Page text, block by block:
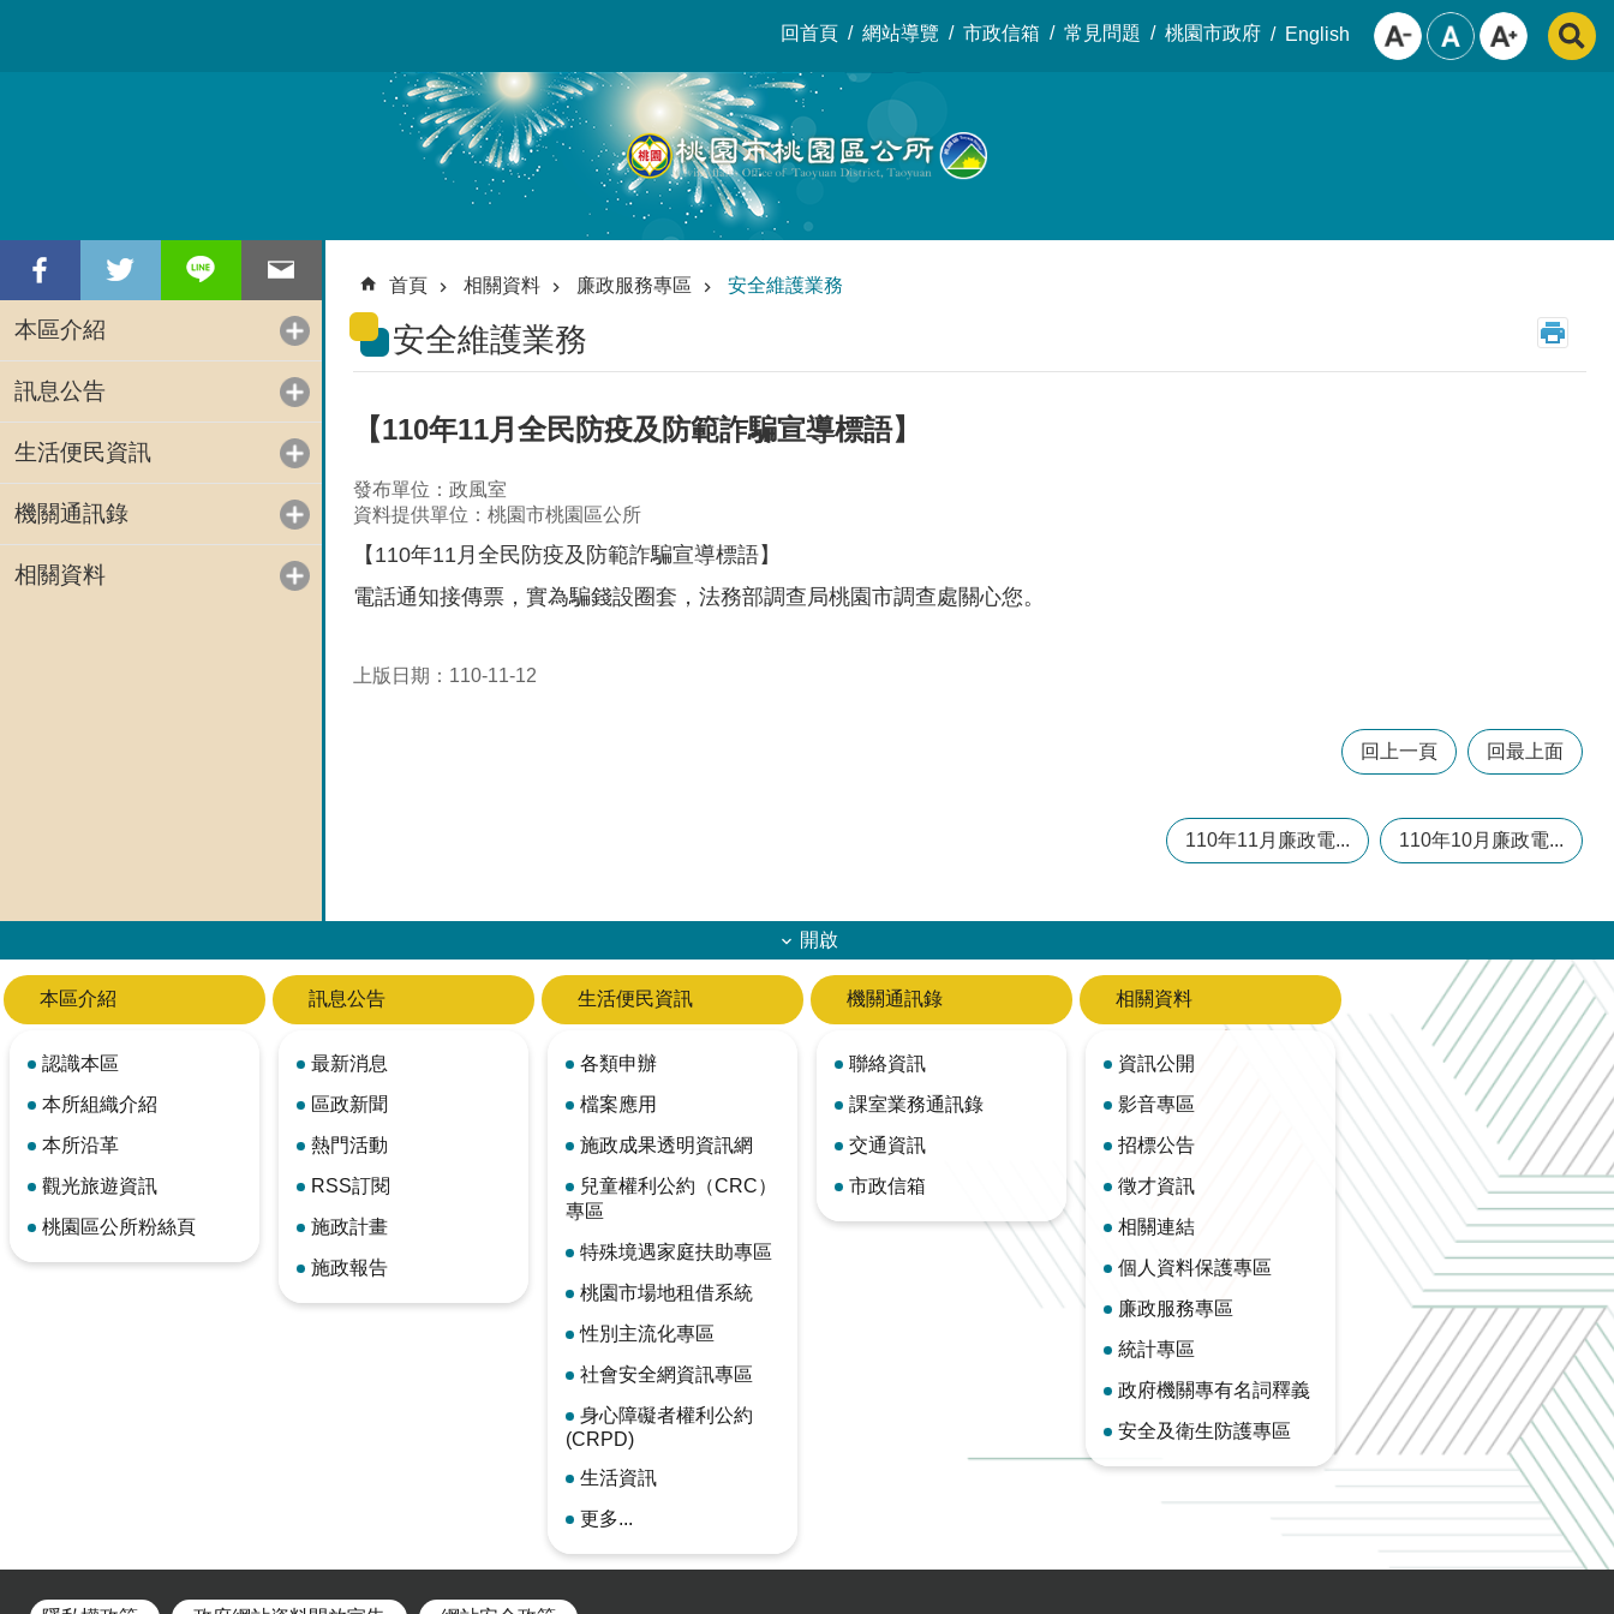
回首頁 網站導覽 市政信箱 常見問題 桃園市政府 English
本區介紹
訊息公告
生活便民資訊
機關通訊錄
相關資料
首頁 相關資料 廉政服務專區 安全維護業務
安全維護業務
【110年11月全民防疫及防範詐騙宣導標語】
發布單位：政風室
資料提供單位：桃園市桃園區公所
【110年11月全民防疫及防範詐騙宣導標語】
電話通知接傳票，實為騙錢設圈套，法務部調查局桃園市調查處關心您。
上版日期：110-11-12
回上一頁 回最上面
110年11月廉政電... 110年10月廉政電...
開啟
本區介紹
認識本區
本所組織介紹
本所沿革
觀光旅遊資訊
桃園區公所粉絲頁
訊息公告
最新消息
區政新聞
熱門活動
RSS訂閱
施政計畫
施政報告
生活便民資訊
各類申辦
檔案應用
施政成果透明資訊網
兒童權利公約（CRC）
專區
特殊境遇家庭扶助專區
桃園市場地租借系統
性別主流化專區
社會安全網資訊專區
身心障礙者權利公約
(CRPD)
生活資訊
更多...
機關通訊錄
聯絡資訊
課室業務通訊錄
交通資訊
市政信箱
相關資料
資訊公開
影音專區
招標公告
徵才資訊
相關連結
個人資料保護專區
廉政服務專區
統計專區
政府機關專有名詞釋義
安全及衛生防護專區